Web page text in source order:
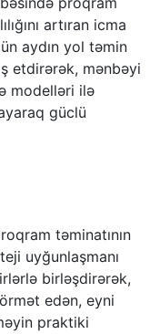
artıran icma
aydın yol təmin
etdirərək, mənbəyi
modelləri ilə
güclü
təminatının
uyğunlaşmanı
birləşdirərək,
edən, eyni
praktiki